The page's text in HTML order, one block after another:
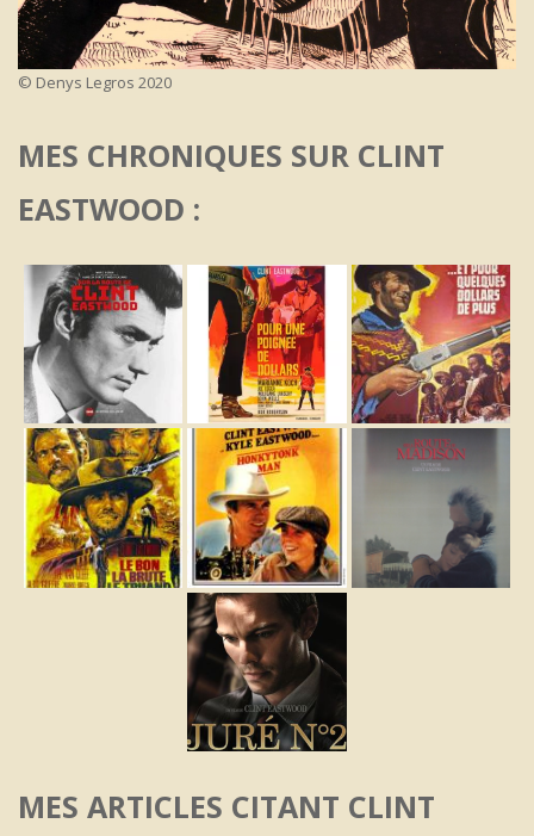
© Denys Legros 2020
MES CHRONIQUES SUR CLINT
EASTWOOD :
MES ARTICLES CITANT CLINT